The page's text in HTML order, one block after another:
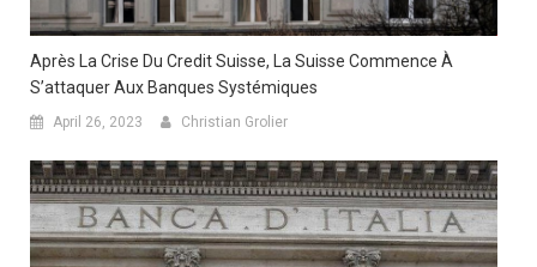
Après La Crise Du Credit Suisse, La Suisse Commence À
S’attaquer Aux Banques Systémiques
April 26, 2023 Christian Grolier